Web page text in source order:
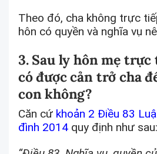
Theo đó, cha không trực
hôn có quyền và nghĩa vụ
3. Sau ly hôn mẹ
có được cản trở cha
con không?
Căn cứ khoản 2 Điều 83
đình 2014 quy định như sau: